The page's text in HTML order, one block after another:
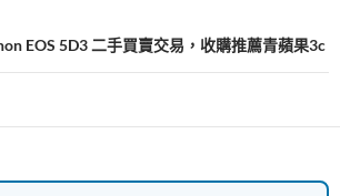
EOS 5D3 二手買賣交易，收購推薦青蘋果3c